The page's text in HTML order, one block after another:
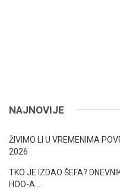
NAJNOVIJE
ŽIVIMO LI U VREMENIMA
2026
TKO JE IZDAO ŠEFA?
HOO-A….